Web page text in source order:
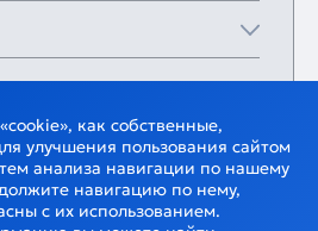
как собственные,
улучшения пользования сайтом
анализа навигации по нашему
навигацию по нему,
с их использованием.